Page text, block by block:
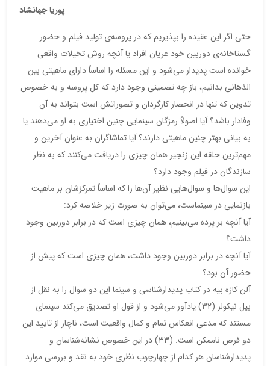
پوریا جهانشاد
حتی اگر این عقیده را بپذیریم که در پروسه‌ی تولید فیلم و حضور
گستاخانه‌ی دوربین خود عریان افراد یا آنچه روش تخیلات واقعی
خوانده است پدیدار می‌شود و این مسئله را اساساً دارای ماهیتی بین
الذهانی بدانیم، باز چه تضمینی وجود دارد که کل پروسه و به خصوص
تدوین که تنها در انحصار کارگردان و تصوراتش است بتواند به آن
وفادار باشد؟ آیا اصولاً رمزگان سینمایی چنین اختیاری به او می‌دهند یا
به بیانی بهتر چنین ماهیتی دارند؟ آیا تماشاگران به عنوان آخرین و
مهم‌ترین حلقه این زنجیر‌‌ همان چیزی را دریافت می‌کنند که به نظر
سازندگان در فیلم وجود دارد؟
این سوال‌ها و سوال‌هایی نظیر آن‌ها را که اساساً تمرکزشان بر ماهیت
بازنمایی در سینماست، می‌توان به صورت زیر خلاصه کرد:
آیا آنچه بر پرده می‌بینیم،‌‌ همان چیزی است که در برابر دوربین وجود
داشت؟
آیا آنچه در برابر دوربین وجود داشت،‌‌ همان چیزی است که پیش از
حضور آن بود؟
آلن کازه بیه در کتاب پدیدار‌شناسی و سینما این دو سوال را به نقل از
بیل نیکولز (۳۲) یادآور می‌شود و از قول او تصدیق می‌کند سینمای
مستند که مدعی انعکاس تمام و کمال واقعیت است، ناچار از تایید این
دو فرض ناممکن است. (۳۳) در این خصوص نشانه‌شناسان و
پدیدار‌شناسان هر کدام از چهارچوب نظری خود به نقد و بررسی موارد